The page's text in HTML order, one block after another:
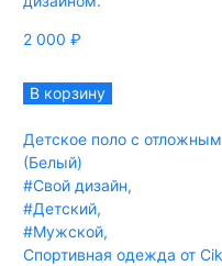
2 000 ₽
В корзину
Детское поло с
(Белый)
#Свой дизайн,
#Детский,
#Мужской,
Спортивная одежда от